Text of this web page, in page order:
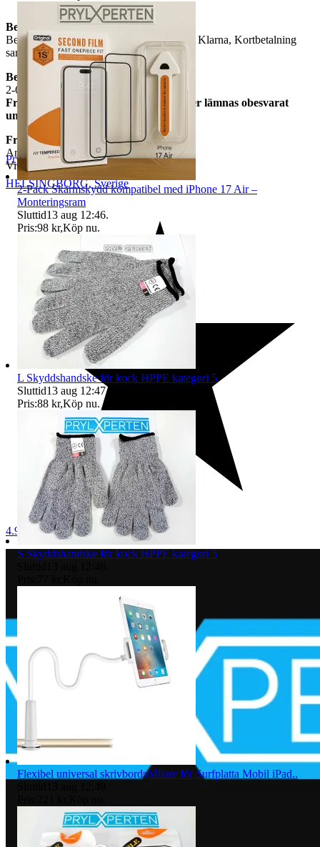
Betalning
Betalning sker via Tradera som möjlig gör Klarna, Kortbetalning
samt Swish.....
Beräknad leveranstid
2-6 arbetsdagar
Frågor om vi har skickat varan kommer lämnas obesvarat
under leveranstid.
Frakt
Angiven i tradera annonsen
Vi har inte Samfrakt.
Prylxperten
HELSINGBORG,Sverige
4.9
2-Pack Skärmskydd kompatibel med iPhone 17 Air –
Monteringsram
Sluttid13 aug 12:46.
Pris:98 kr,Köp nu.
L Skyddshandske för kock HPPE kategori 5
Sluttid13 aug 12:47.
Pris:88 kr,Köp nu.
S Skyddshandske för kock HPPE kategori 5
Flexibel universal skrivbordshållare för Surfplatta Mobil iPad..